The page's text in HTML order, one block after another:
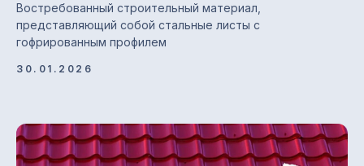
Востребованный строительный материал,
представляющий собой стальные листы с
гофрированным профилем
30.01.2026